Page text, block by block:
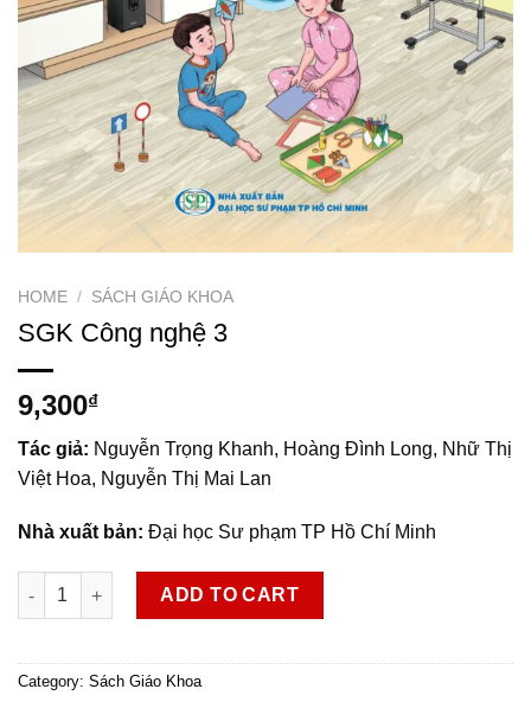
HOME / SÁCH GIÁO KHOA
SGK Công nghệ 3
9,300₫
Tác giả: Nguyễn Trọng Khanh, Hoàng Đình Long, Nhữ Thị
Việt Hoa, Nguyễn Thị Mai Lan
Nhà xuất bản: Đại học Sư phạm TP Hồ Chí Minh
SGK Công nghệ 3 quantity
ADD TO CART
Category: Sách Giáo Khoa